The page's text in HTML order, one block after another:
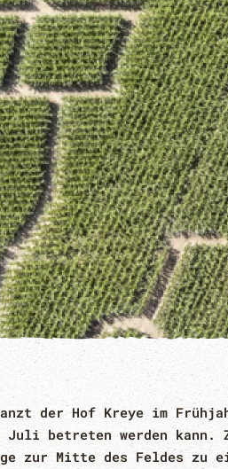
der Hof Kreye im
Juli betreten werden
zur Mitte des Feldes zu